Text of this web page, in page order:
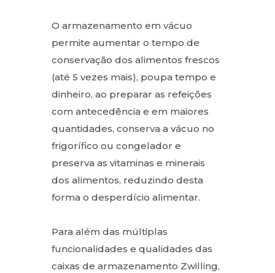
O armazenamento em vácuo
permite aumentar o tempo de
conservação dos alimentos frescos
(até 5 vezes mais), poupa tempo e
dinheiro, ao preparar as refeições
com antecedência e em maiores
quantidades, conserva a vácuo no
frigorífico ou congelador e
preserva as vitaminas e minerais
dos alimentos, reduzindo desta
forma o desperdício alimentar.
Para além das múltiplas
funcionalidades e qualidades das
caixas de armazenamento Zwilling,